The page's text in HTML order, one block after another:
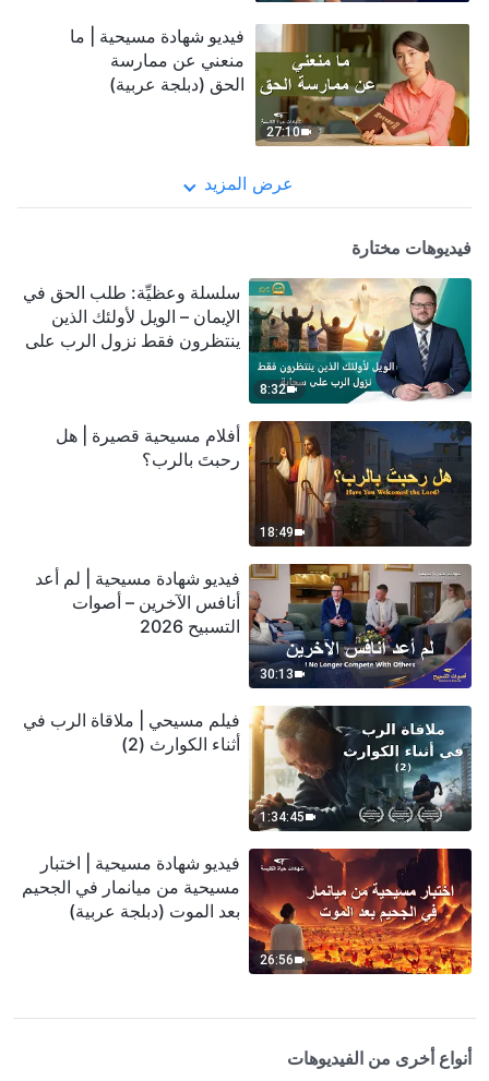
27:10
فيديو شهادة مسيحية | ما
منعني عن ممارسة
الحق (دبلجة عربية)
عرض المزيد
فيديوهات مختارة
8:32
سلسلة وعظيِّة: طلب الحق في
الإيمان – الويل لأولئك الذين
ينتظرون فقط نزول الرب على
18:49
أفلام مسيحية قصيرة | هل
رحبتَ بالرب؟
30:13
فيديو شهادة مسيحية | لم أعد
أنافس الآخرين – أصوات
التسبيح 2026
1:34:45
فيلم مسيحي | ملاقاة الرب في
أثناء الكوارث (2)
26:56
فيديو شهادة مسيحية | اختبار
مسيحية من ميانمار في الجحيم
بعد الموت (دبلجة عربية)
أنواع أخرى من الفيديوهات